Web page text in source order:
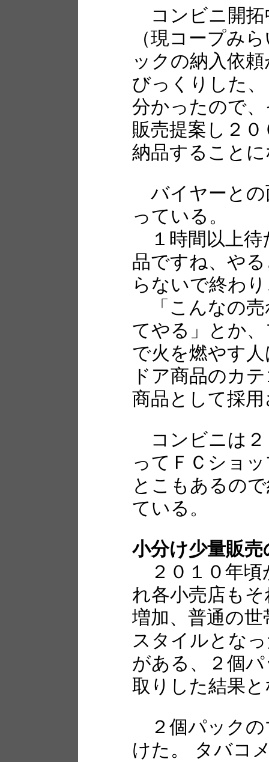
コンビニ開拓
（現コープみ
ックの納入依
びっくりした
分かったので
販売提案し２
納品すること
バイヤーとの
っている。
１時間以上待
品ですね、や
らないで終わ
「こんなの売
てやる」とか
で火を燃やす
ドア商品のカ
商品として採
コンビニは２
ってＦＣショ
とこもあるの
ている。
小分け少量販
２０１０年頃
れ各小売店も
増加、普通の
スタイルとな
がある、２個
取りした結果
２個パックの
けた。 タバコ